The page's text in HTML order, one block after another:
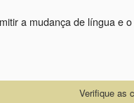
a mudança de língua e
Verifique as